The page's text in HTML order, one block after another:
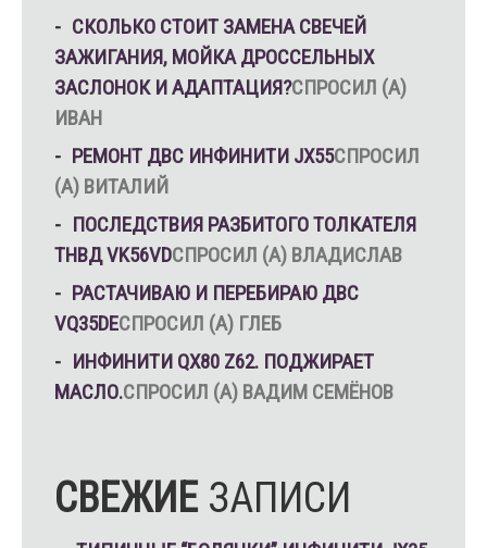
СКОЛЬКО СТОИТ ЗАМЕНА СВЕЧЕЙ
ЗАЖИГАНИЯ, МОЙКА ДРОССЕЛЬНЫХ
ЗАСЛОНОК И АДАПТАЦИЯ?СПРОСИЛ (А)
ИВАН
РЕМОНТ ДВС ИНФИНИТИ JX55СПРОСИЛ
(А) ВИТАЛИЙ
ПОСЛЕДСТВИЯ РАЗБИТОГО ТОЛКАТЕЛЯ
ТНВД VK56VDСПРОСИЛ (А) ВЛАДИСЛАВ
РАСТАЧИВАЮ И ПЕРЕБИРАЮ ДВС
VQ35DEСПРОСИЛ (А) ГЛЕБ
ИНФИНИТИ QX80 Z62. ПОДЖИРАЕТ
МАСЛО.СПРОСИЛ (А) ВАДИМ СЕМЁНОВ
СВЕЖИЕ ЗАПИСИ